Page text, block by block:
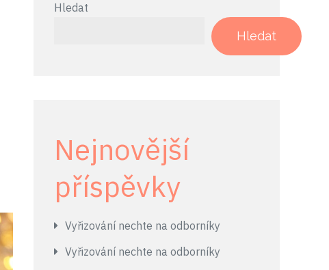
Hledat
Hledat
Nejnovější
příspěvky
Vyřizování nechte na odborníky
Vyřizování nechte na odborníky